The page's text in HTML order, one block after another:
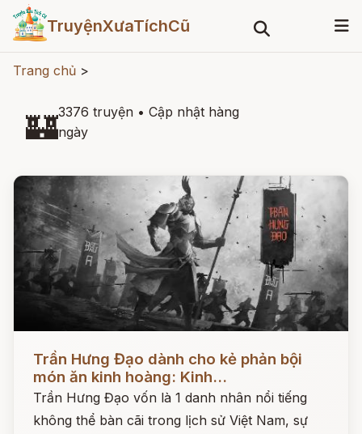
TruyệnXưaTíchCũ
Trang chủ >
🏰3376 truyện • Cập nhật hàng
ngày
Đọc ngay
Trần Hưng Đạo dành cho kẻ phản bội
món ăn kinh hoàng: Kinh...
Trần Hưng Đạo vốn là 1 danh nhân nổi tiếng
không thể bàn cãi trong lịch sử Việt Nam, sự